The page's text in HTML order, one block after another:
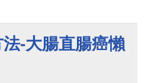
-大腸直腸癌懶